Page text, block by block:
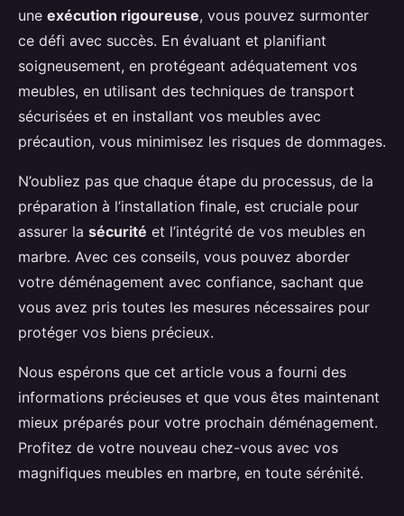
une exécution rigoureuse, vous pouvez surmonter
ce défi avec succès. En évaluant et planifiant
soigneusement, en protégeant adéquatement vos
meubles, en utilisant des techniques de transport
sécurisées et en installant vos meubles avec
précaution, vous minimisez les risques de dommages.
N’oubliez pas que chaque étape du processus, de la
préparation à l’installation finale, est cruciale pour
assurer la sécurité et l’intégrité de vos meubles en
marbre. Avec ces conseils, vous pouvez aborder
votre déménagement avec confiance, sachant que
vous avez pris toutes les mesures nécessaires pour
protéger vos biens précieux.
Nous espérons que cet article vous a fourni des
informations précieuses et que vous êtes maintenant
mieux préparés pour votre prochain déménagement.
Profitez de votre nouveau chez-vous avec vos
magnifiques meubles en marbre, en toute sérénité.